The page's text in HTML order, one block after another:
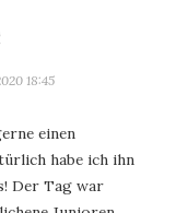
18:45
einen
habe ich ihn
Der Tag war